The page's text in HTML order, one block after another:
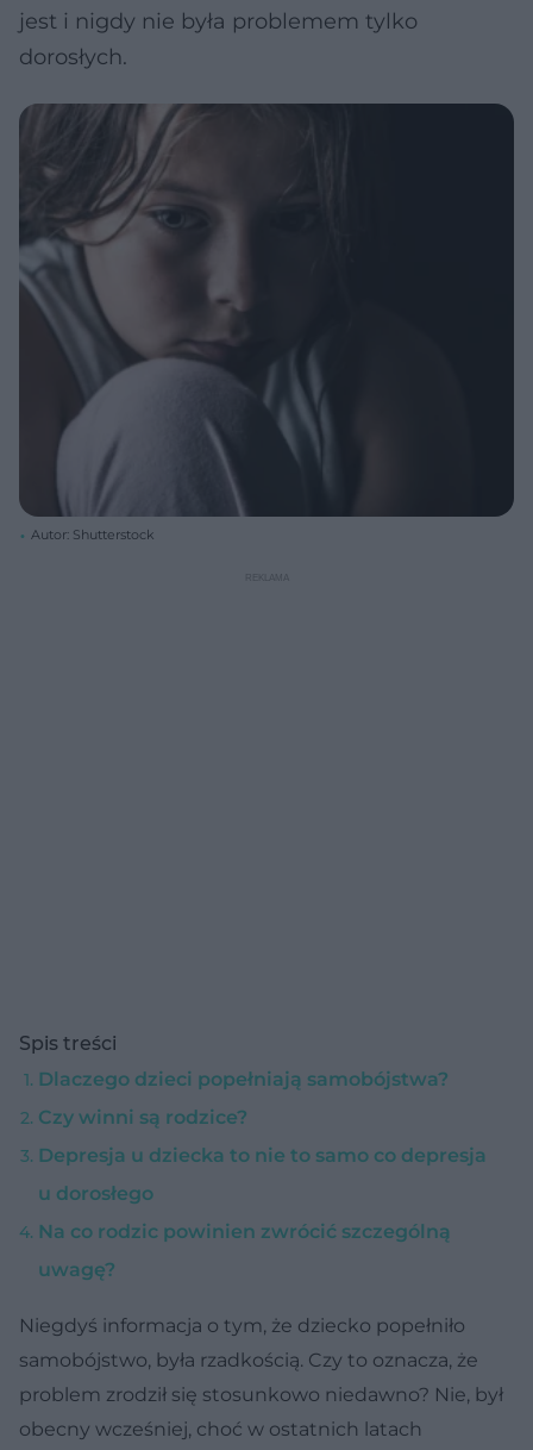
jest i nigdy nie była problemem tylko
dorosłych.
Autor: Shutterstock
Spis treści
Dlaczego dzieci popełniają samobójstwa?
Czy winni są rodzice?
Depresja u dziecka to nie to samo co depresja
u dorosłego
Na co rodzic powinien zwrócić szczególną
uwagę?
Niegdyś informacja o tym, że dziecko popełniło
samobójstwo, była rzadkością. Czy to oznacza, że
problem zrodził się stosunkowo niedawno? Nie, był
obecny wcześniej, choć w ostatnich latach